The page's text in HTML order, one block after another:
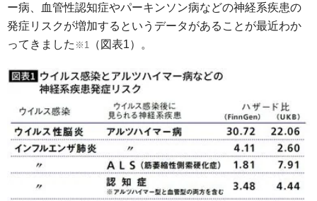
ー病、血管性認知症やパーキンソン病などの神経系疾患の
発症リスクが増加するというデータがあることが最近わか
ってきました ※1 （図表1）。